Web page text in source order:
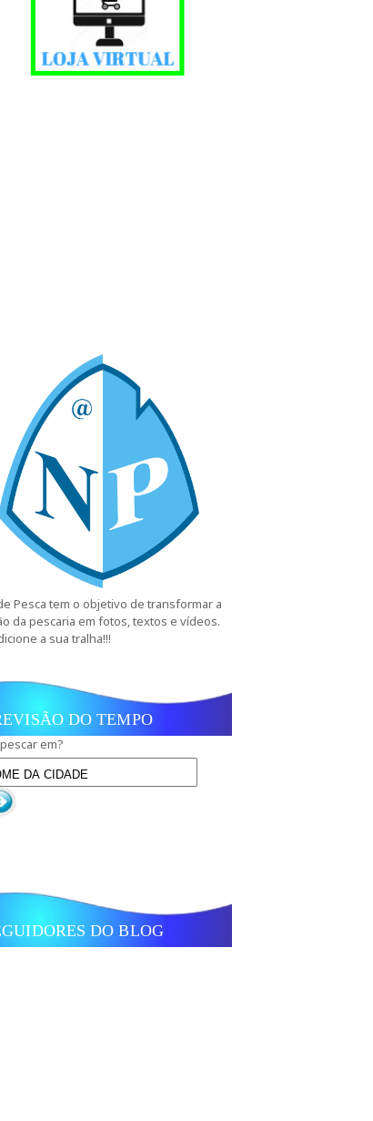
Pesca tem o objetivo de transformar a
da pescaria em fotos, textos e vídeos.
a sua tralha!!!
DO TEMPO
em?
DO BLOG